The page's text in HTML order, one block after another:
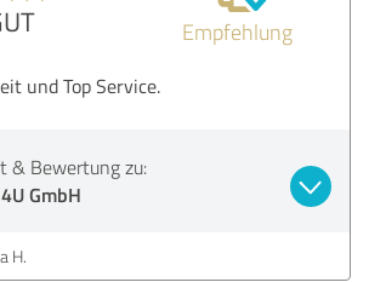
Empfehlung
und Top Service.
& Bewertung zu:
GmbH
H.